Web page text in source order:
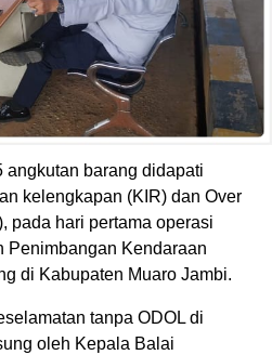
angkutan barang didapati
kelengkapan (KIR) dan Over
pada hari pertama operasi
Penimbangan Kendaraan
di Kabupaten Muaro Jambi.
tanpa ODOL di
oleh Kepala Balai